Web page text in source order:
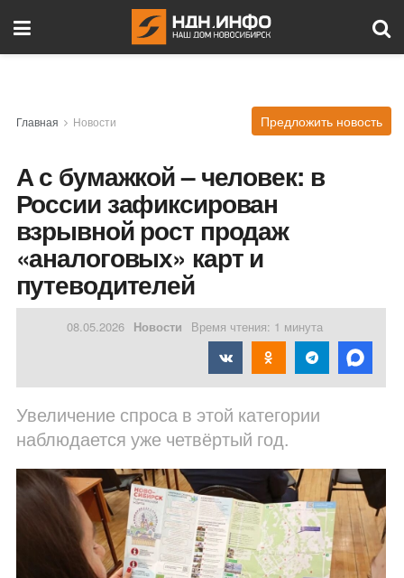
Главная Новости Предложить новость
А с бумажкой – человек: в
России зафиксирован
взрывной рост продаж
«аналоговых» карт и
путеводителей
08.05.2026 Новости Время чтения: 1 минута
Увеличение спроса в этой категории
наблюдается уже четвёртый год.